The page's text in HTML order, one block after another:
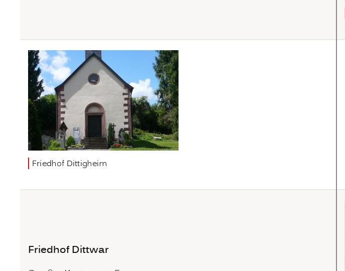
Friedhof Dittigheim
Friedhof Dittwar